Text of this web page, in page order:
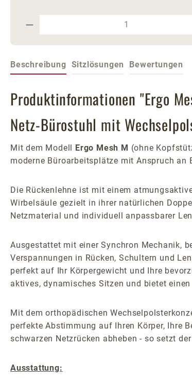
Produkt Anzahl: Gib den
Beschreibung Sitzlösungen Bewertungen
Produktinformationen "Ergo
Netz-Bürostuhl mit
Mit dem Modell Ergo Mesh M (ohne
moderne Büroarbeitsplätze mit Anspruch an
Die Rückenlehne ist mit einem
Wirbelsäule gezielt in ihrer natürlichen
Netzmaterial und individuell anpassbarer
Ausgestattet mit einer Synchron Mechanik,
Verspannungen in Rücken, Schultern und
perfekt auf Ihr Körpergewicht und Ihre
aktives, dynamisches Sitzen und bietet
Mit dem orthopädischen
perfekte Abstimmung auf Ihren Körper, Ihre
schwarzen Netzrücken abheben - so setzt
Ausstattung: